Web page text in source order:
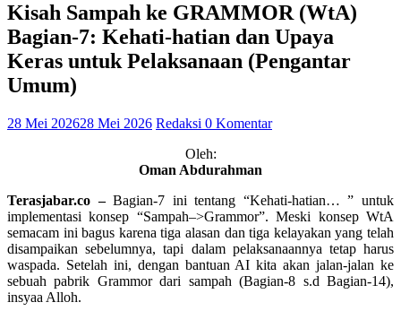
Kisah Sampah ke GRAMMOR (WtA)
Bagian-7: Kehati-hatian dan Upaya
Keras untuk Pelaksanaan (Pengantar
Umum)
28 Mei 202628 Mei 2026 Redaksi 0 Komentar
Oleh:
Oman Abdurahman
Terasjabar.co –Bagian-7 ini tentang “Kehati-hatian… ” untuk
implementasi konsep “Sampah–>Grammor”. Meski konsep WtA
semacam ini bagus karena tiga alasan dan tiga kelayakan yang telah
disampaikan sebelumnya, tapi dalam pelaksanaannya tetap harus
waspada. Setelah ini, dengan bantuan AI kita akan jalan-jalan ke
sebuah pabrik Grammor dari sampah (Bagian-8 s.d Bagian-14),
insyaa Alloh.